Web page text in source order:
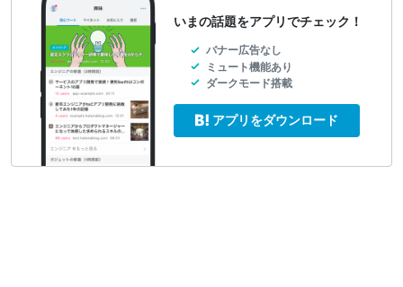
いまの話題をアプリでチェック！
バナー広告なし
ミュート機能あり
ダークモード搭載
アプリをダウンロード